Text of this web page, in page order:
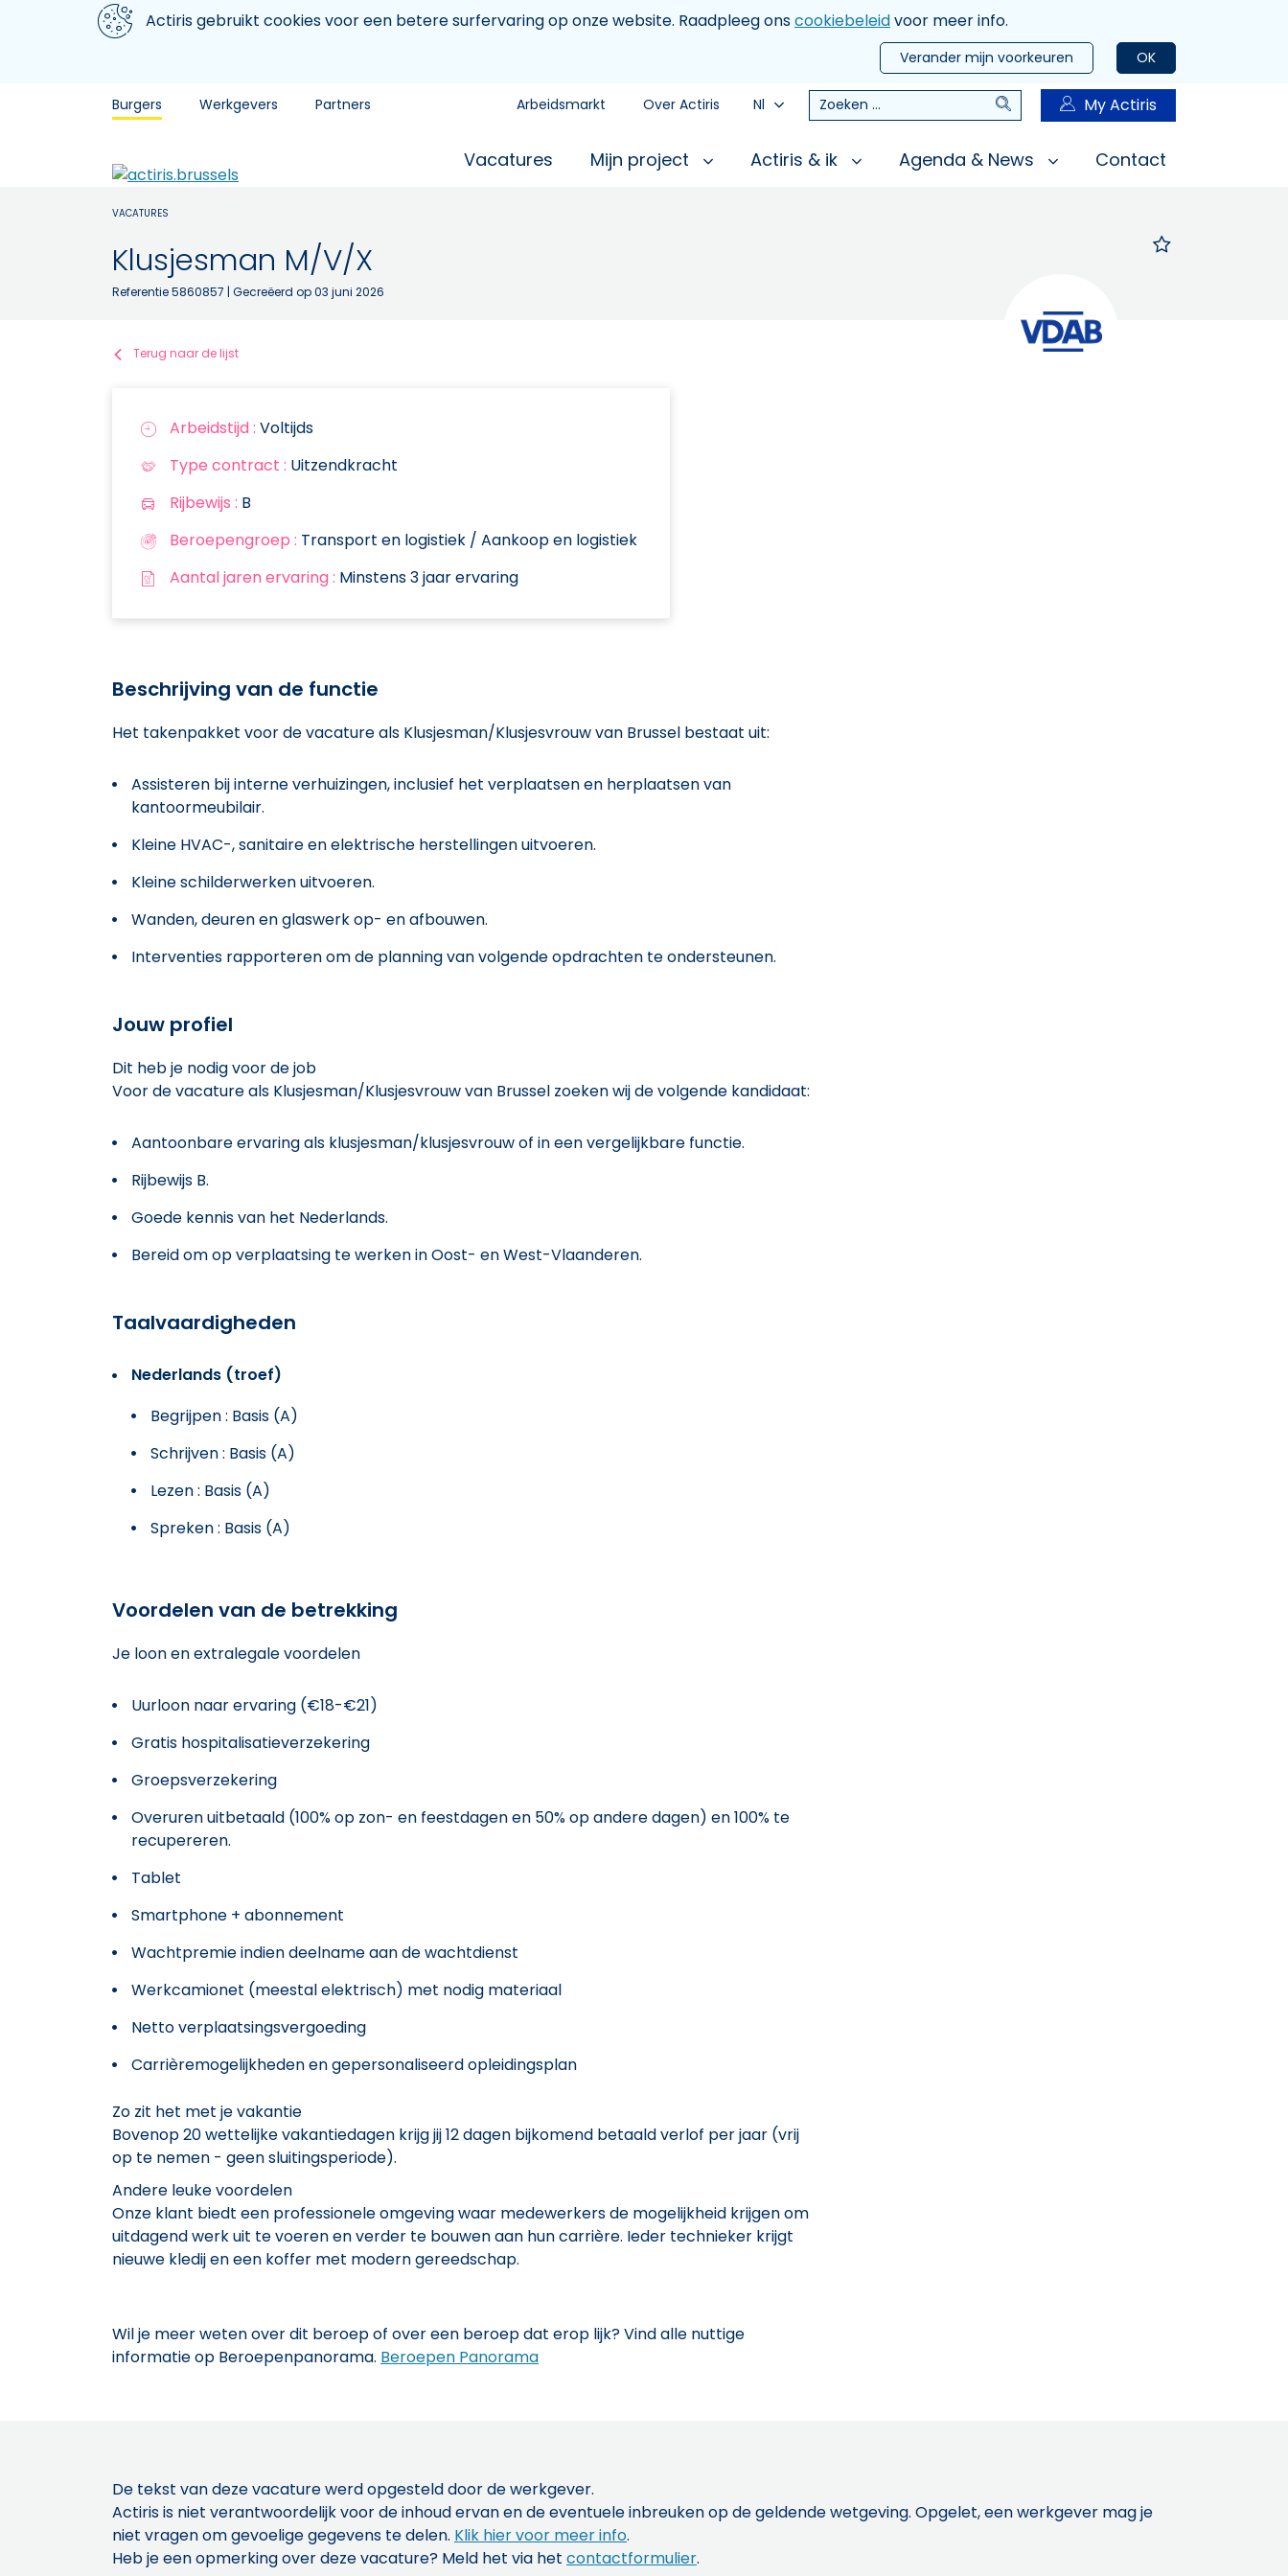
Aller au contenu principal
We gebruiken cookiesActiris gebruikt cookies voor een betere surfervaring op onze website. Raadpleeg onscookiebeleidvoor meer info.
OK
Verander mijn voorkeuren
Burgers Werkgevers Partners Arbeidsmarkt Over Actiris Nl Zoeken Zoeken My Actiris
Vacatures Mijn project Actiris & ik Agenda & News Contact
VACATURES
Klusjesman M/V/X
Referentie 5860857 | Gecreëerd op 03 juni 2026
Terug naar de lijst
Arbeidstijd : Voltijds
Type contract : Uitzendkracht
Rijbewijs : B
Beroepengroep : Transport en logistiek / Aankoop en logistiek
Aantal jaren ervaring : Minstens 3 jaar ervaring
Beschrijving van de functie
Het takenpakket voor de vacature als Klusjesman/Klusjesvrouw van Brussel bestaat uit:
Assisteren bij interne verhuizingen, inclusief het verplaatsen en herplaatsen van
kantoormeubilair.
Kleine HVAC-, sanitaire en elektrische herstellingen uitvoeren.
Kleine schilderwerken uitvoeren.
Wanden, deuren en glaswerk op- en afbouwen.
Interventies rapporteren om de planning van volgende opdrachten te ondersteunen.
Jouw profiel
Dit heb je nodig voor de job
Voor de vacature als Klusjesman/Klusjesvrouw van Brussel zoeken wij de volgende kandidaat:
Aantoonbare ervaring als klusjesman/klusjesvrouw of in een vergelijkbare functie.
Rijbewijs B.
Goede kennis van het Nederlands.
Bereid om op verplaatsing te werken in Oost- en West-Vlaanderen.
Taalvaardigheden
Nederlands (troef)
Begrijpen : Basis (A)
Schrijven : Basis (A)
Lezen : Basis (A)
Spreken : Basis (A)
Voordelen van de betrekking
Je loon en extralegale voordelen
Uurloon naar ervaring (€18-€21)
Gratis hospitalisatieverzekering
Groepsverzekering
Overuren uitbetaald (100% op zon- en feestdagen en 50% op andere dagen) en 100% te
recupereren.
Tablet
Smartphone + abonnement
Wachtpremie indien deelname aan de wachtdienst
Werkcamionet (meestal elektrisch) met nodig materiaal
Netto verplaatsingsvergoeding
Carrièremogelijkheden en gepersonaliseerd opleidingsplan
Zo zit het met je vakantie
Bovenop 20 wettelijke vakantiedagen krijg jij 12 dagen bijkomend betaald verlof per jaar (vrij
op te nemen - geen sluitingsperiode).
Andere leuke voordelen
Onze klant biedt een professionele omgeving waar medewerkers de mogelijkheid krijgen om
uitdagend werk uit te voeren en verder te bouwen aan hun carrière. Ieder technieker krijgt
nieuwe kledij en een koffer met modern gereedschap.
Wil je meer weten over dit beroep of over een beroep dat erop lijk? Vind alle nuttige
informatie op Beroepenpanorama. Beroepen Panorama
De tekst van deze vacature werd opgesteld door de werkgever.
Actiris is niet verantwoordelijk voor de inhoud ervan en de eventuele inbreuken op de geldende wetgeving. Opgelet, een werkgever mag je
niet vragen om gevoelige gegevens te delen. Klik hier voor meer info.
Heb je een opmerking over deze vacature? Meld het via het contactformulier.